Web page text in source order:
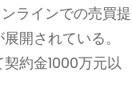
ラインでの売買提
開されている。
約金1000万元以